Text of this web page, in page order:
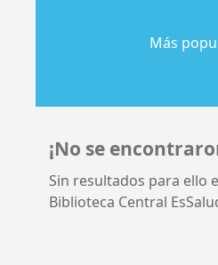
Más
¡No se
Sin resultados para ello
Biblioteca Central